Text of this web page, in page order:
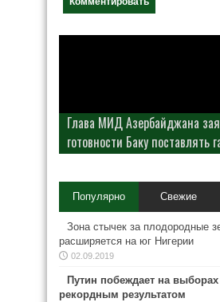
Глава МИД Азербайджана
готовности Баку поставлять
Популярно Свежие
Зона стычек за плодородные
расширяется на юг Нигерии
02.09.2019
Путин побеждает на выборах
рекордным результатом